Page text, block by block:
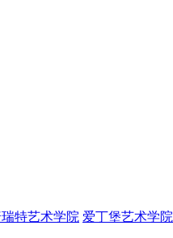
特艺术学院 爱丁堡艺术学院